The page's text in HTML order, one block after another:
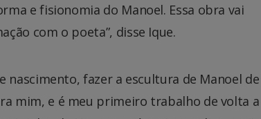
e fisionomia do Manoel. Essa obra vai
com o poeta”, disse Ique.
nascimento, fazer a escultura de Manoel de
mim, e é meu primeiro trabalho de volta a